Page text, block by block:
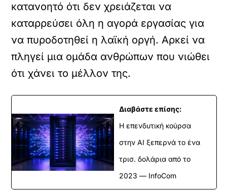
κατανοητό ότι δεν χρειάζεται να
καταρρεύσει όλη η αγορά εργασίας για
να πυροδοτηθεί η λαϊκή οργή. Αρκεί να
πληγεί μια ομάδα ανθρώπων που νιώθει
ότι χάνει το μέλλον της.
Διαβάστε επίσης:
Η επενδυτική κούρσα
στην AI ξεπερνά το ένα
τρισ. δολάρια από το
2023 — InfoCom